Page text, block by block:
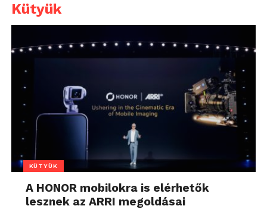
Kütyük
KÜTYÜK
A HONOR mobilokra is elérhetők
lesznek az ARRI megoldásai